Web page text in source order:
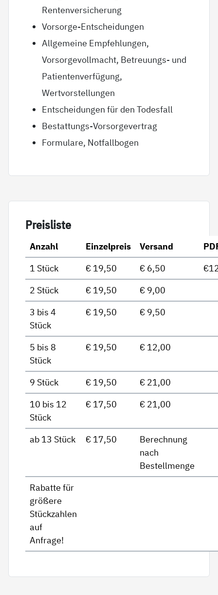
Rentenversicherung
Vorsorge-Entscheidungen
Allgemeine Empfehlungen,
Vorsorgevollmacht, Betreuungs- und
Patientenverfügung,
Wertvorstellungen
Entscheidungen für den Todesfall
Bestattungs-Vorsorgevertrag
Formulare, Notfallbogen
Preis­lis­te
Anzahl Einzelpreis Versand
1 Stück
€ 19,50 € 6,50
2 Stück
€ 19,50
€ 9,00
3 bis 4
Stück
€ 19,50 € 9,50
5 bis 8
Stück
€ 19,50 € 12,00
9 Stück € 19,50
€ 21,00
10 bis 12
Stück
€ 17,50 € 21,00
ab 13 Stück € 17,50
Berechnung
nach
Bestellmenge
Rabatte für
größere
Stückzahlen
auf
Anfrage!